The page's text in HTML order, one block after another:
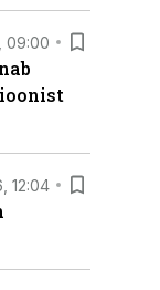
09:00
12:04